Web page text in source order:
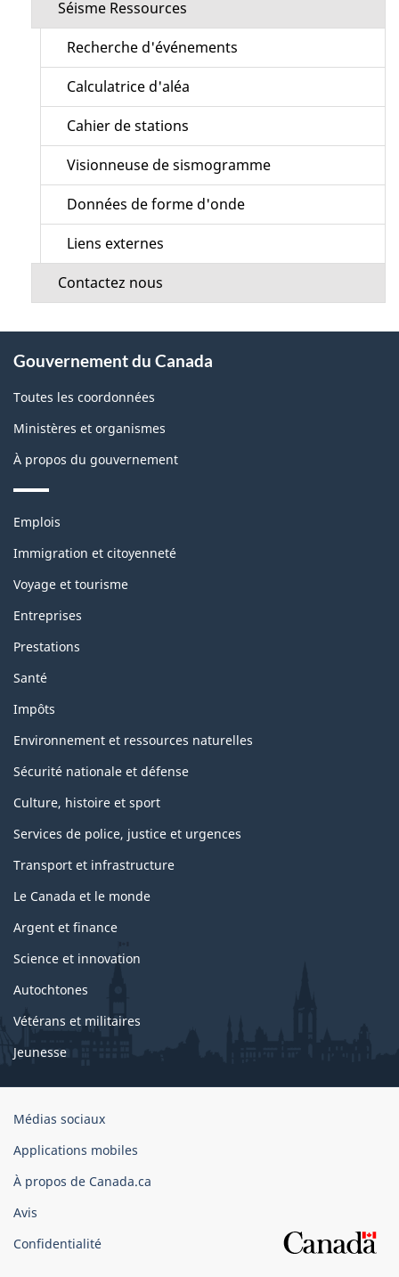
Séisme Ressources
Recherche d'événements
Calculatrice d'aléa
Cahier de stations
Visionneuse de sismogramme
Données de forme d'onde
Liens externes
Contactez nous
propos
de
ce
Gouvernement du Canada
Toutes les coordonnées
Ministères et organismes
À propos du gouvernement
Thèmes
sujets
Emplois
Immigration et citoyenneté
Voyage et tourisme
Entreprises
Prestations
Santé
Impôts
Environnement et ressources naturelles
Sécurité nationale et défense
Culture, histoire et sport
Services de police, justice et urgences
Transport et infrastructure
Le Canada et le monde
Argent et finance
Science et innovation
Autochtones
Vétérans et militaires
Jeunesse
Organisation
gouvernement
du
Canada
Médias sociaux
Applications mobiles
À propos de Canada.ca
Avis
Confidentialité